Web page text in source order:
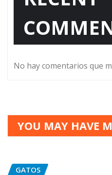
No hay comentarios que
YOU MAY HAVE
GATOS